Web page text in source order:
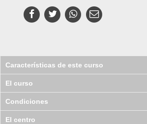
Características de este curso
El curso
Condiciones
El centro